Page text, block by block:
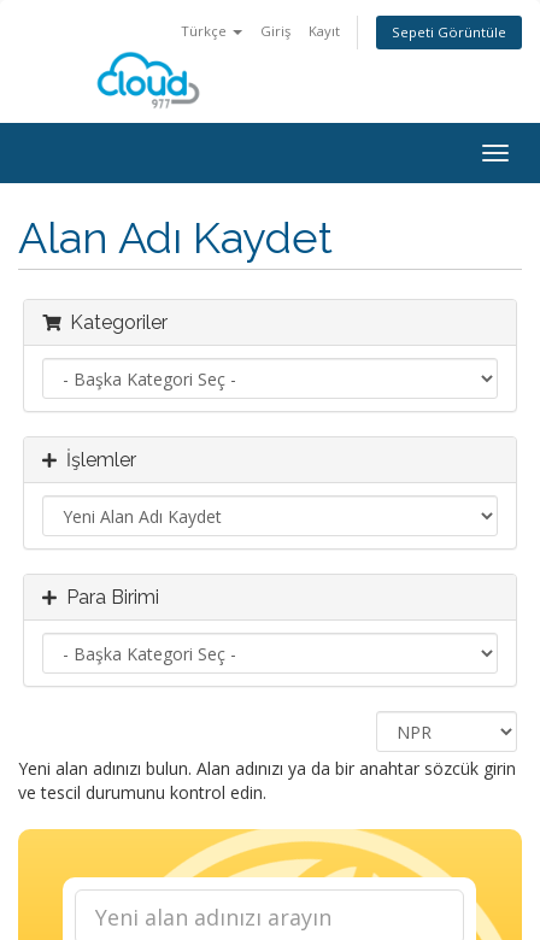
Türkçe Giriş Kayıt Sepeti Görüntüle
Alan Adı Kaydet
Kategoriler
İşlemler
Para Birimi
Yeni alan adınızı bulun. Alan adınızı ya da bir anahtar sözcük girin
ve tescil durumunu kontrol edin.